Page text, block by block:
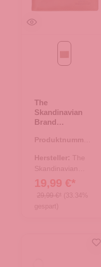
braun
The
Skandinavian
Brand
- braun
Produktnummer:
Hersteller: The
Skandinavian
Brand
19,99 €*
29,99 €* (33.34%
gespart)